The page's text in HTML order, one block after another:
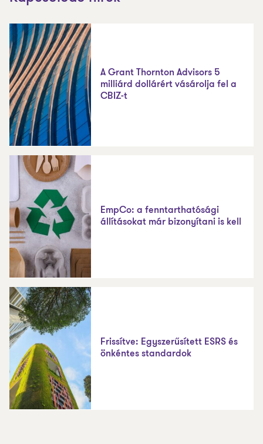
A Grant Thornton Advisors 5
milliárd dollárért vásárolja fel a
CBIZ-t
EmpCo: a fenntarthatósági
állításokat már bizonyítani is kell
Frissítve: Egyszerűsített ESRS és
önkéntes standardok